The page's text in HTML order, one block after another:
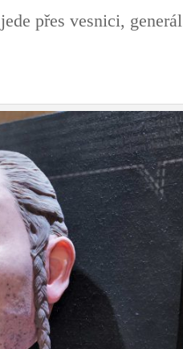
přes vesnici, generál